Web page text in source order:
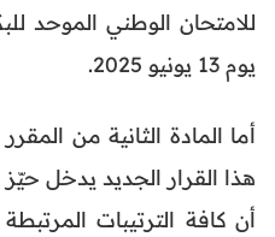
يوم 13 يونيو 2025.
أما المادة الثانية من
هذا القرار الجديد يدخل حيّز
أن كافة الترتيبات